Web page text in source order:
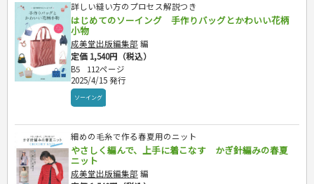
詳しい縫い方のプロセス解説つき
はじめてのソーイング 手作りバッグとかわいい花柄
小物
成美堂出版編集部 編
定価 1,540円（税込）
B5
112ページ
2025/4/15 発行
ソーイング
細めの毛糸で作る春夏用のニット
やさしく編んで、上手に着こなす かぎ針編みの春夏
ニット
成美堂出版編集部 編